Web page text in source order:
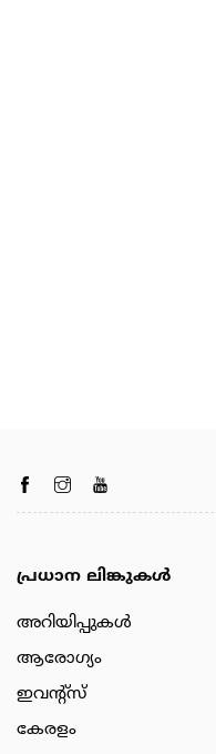
പ്രധാന ലിങ്കുകൾ
അറിയിപ്പുകള്‍
ആരോഗ്യം
ഇവന്റ്സ്
കേരളം